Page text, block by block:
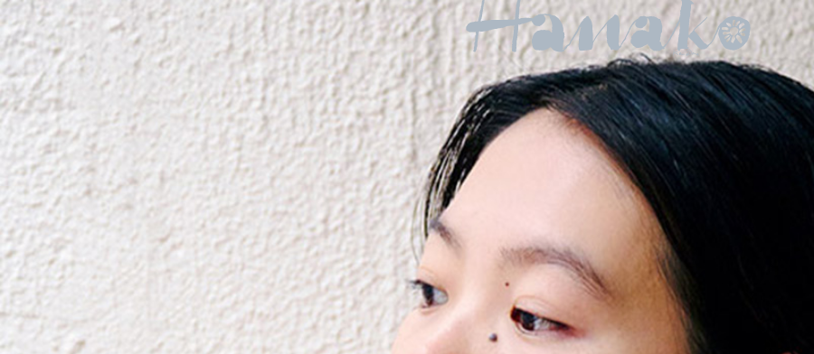
老
け
見
え
は
顔
だ
け
じ
ゃ
な